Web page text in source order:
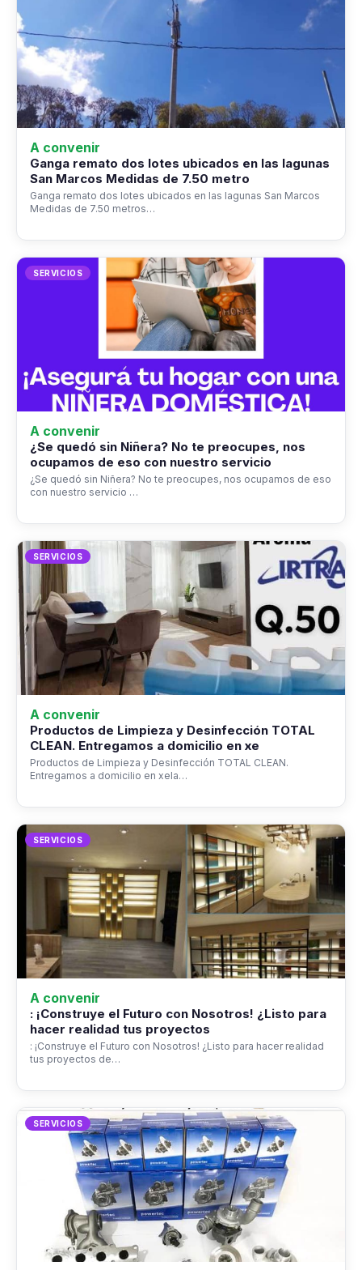
A convenir
Ganga remato dos lotes ubicados en las lagunas
San Marcos Medidas de 7.50 metro
Ganga remato dos lotes ubicados en las lagunas San Marcos
Medidas de 7.50 metros…
SERVICIOS
A convenir
¿Se quedó sin Niñera? No te preocupes, nos
ocupamos de eso con nuestro servicio
¿Se quedó sin Niñera? No te preocupes, nos ocupamos de eso
con nuestro servicio …
SERVICIOS
A convenir
Productos de Limpieza y Desinfección TOTAL
CLEAN. Entregamos a domicilio en xe
Productos de Limpieza y Desinfección TOTAL CLEAN.
Entregamos a domicilio en xela…
SERVICIOS
A convenir
: ¡Construye el Futuro con Nosotros! ¿Listo para
hacer realidad tus proyectos
: ¡Construye el Futuro con Nosotros! ¿Listo para hacer realidad
tus proyectos de…
SERVICIOS